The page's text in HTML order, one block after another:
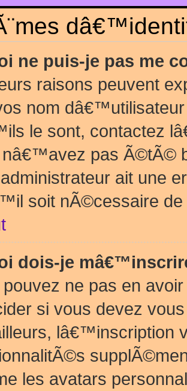
ne puis-je pas me
raisons peuvent
nom
le sont, contactez
pas Ã©tÃ©
ait une
soit nÃ©cessaire de
dois-je
pouvez ne pas en
si vous devez
lâ€™inscription
les avatars